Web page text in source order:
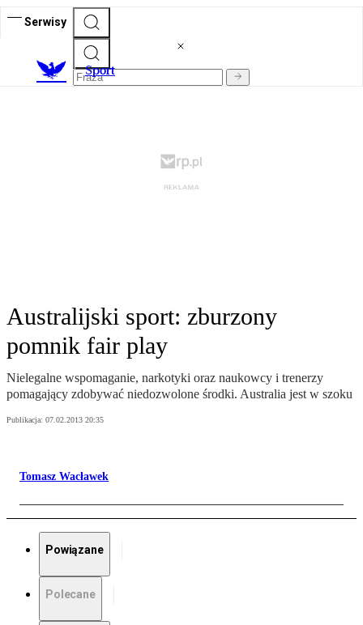
Serwisy
Sport
Australijski sport: zburzony
pomnik fair play
Nielegalne wspomaganie, narkotyki oraz naukowcy i trenerzy
pomagający zdobywać niedozwolone środki. Australia jest w szoku
Publikacja: 07.02.2013 20:35
Tomasz Wacławek
Powiązane
Polecane